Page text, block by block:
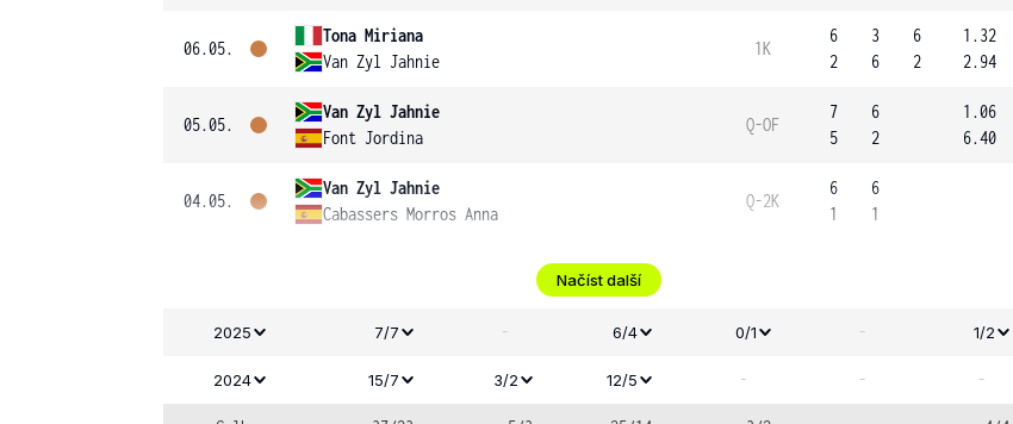
06.05.
Tona Miriana
Van Zyl Jahnie
1K
6
2
3
6
6
2
1.32
2.94
05.05.
Van Zyl Jahnie
Font Jordina
Q-OF
7
5
6
2
1.06
6.40
04.05.
Van Zyl Jahnie
Cabassers Morros Anna
Q-2K
6
1
6
1
Načíst další
2025 7/7 - 6/4 0/1 - 1/2
2024 15/7 3/2 12/5 - - -